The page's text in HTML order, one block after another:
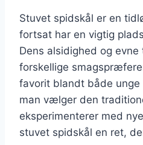
Stuvet spidskål er en
fortsat har en vigtig
Dens alsidighed og
forskellige
favorit blandt både unge
man vælger den
eksperimenterer med
stuvet spidskål en ret,